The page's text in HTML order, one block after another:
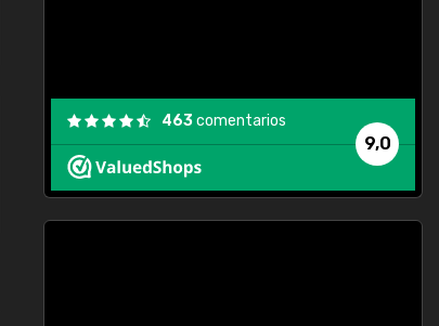
9,0
463comentarios